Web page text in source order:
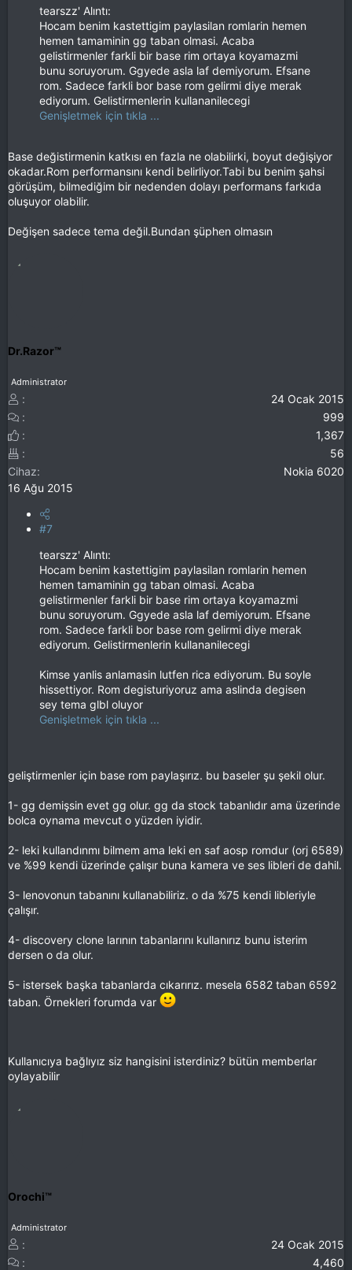
tearszz' Alıntı:
Hocam benim kastettigim paylasilan romlarin hemen
hemen tamaminin gg taban olmasi. Acaba
gelistirmenler farkli bir base rim ortaya koyamazmi
bunu soruyorum. Ggyede asla laf demiyorum. Efsane
rom. Sadece farkli bor base rom gelirmi diye merak
ediyorum. Gelistirmenlerin kullananilecegi
Genişletmek için tıkla ...
Base değistirmenin katkısı en fazla ne olabilirki, boyut değişiyor
okadar.Rom performansını kendi belirliyor.Tabi bu benim şahsi
görüşüm, bilmediğim bir nedenden dolayı performans farkıda
oluşuyor olabilir.
Değişen sadece tema değil.Bundan şüphen olmasın
Dr.Razor™
Administrator
24 Ocak 2015
999
1,367
56
Cihaz
Nokia 6020
16 Ağu 2015
#7
tearszz' Alıntı:
Hocam benim kastettigim paylasilan romlarin hemen
hemen tamaminin gg taban olmasi. Acaba
gelistirmenler farkli bir base rim ortaya koyamazmi
bunu soruyorum. Ggyede asla laf demiyorum. Efsane
rom. Sadece farkli bor base rom gelirmi diye merak
ediyorum. Gelistirmenlerin kullananilecegi
Kimse yanlis anlamasin lutfen rica ediyorum. Bu soyle
hissettiyor. Rom degisturiyoruz ama aslinda degisen
sey tema glbl oluyor
Genişletmek için tıkla ...
geliştirmenler için base rom paylaşırız. bu baseler şu şekil olur.
1- gg demişsin evet gg olur. gg da stock tabanlıdır ama üzerinde
bolca oynama mevcut o yüzden iyidir.
2- leki kullandınmı bilmem ama leki en saf aosp romdur (orj 6589)
ve %99 kendi üzerinde çalışır buna kamera ve ses libleri de dahil.
3- lenovonun tabanını kullanabiliriz. o da %75 kendi libleriyle
çalışır.
4- discovery clone larının tabanlarını kullanırız bunu isterim
dersen o da olur.
5- istersek başka tabanlarda cıkarırız. mesela 6582 taban 6592
taban. Örnekleri forumda var
Kullanıcıya bağlıyız siz hangisini isterdiniz? bütün memberlar
oylayabilir
Orochi™
Administrator
24 Ocak 2015
4,460